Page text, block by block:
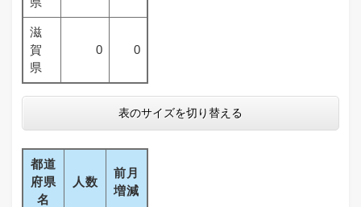
滋
賀
県
0 0
表のサイズを切り替える
都道
府県
名
人数
前月
増減